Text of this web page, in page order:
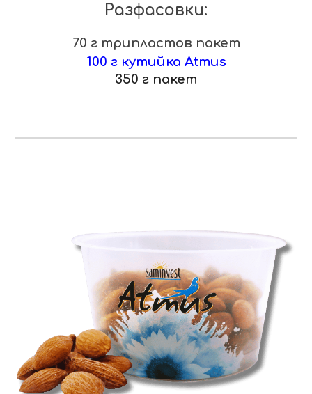
Разфасовки:
70 г трипластов пакет
100 г кутийка Atmus
350 г пакет